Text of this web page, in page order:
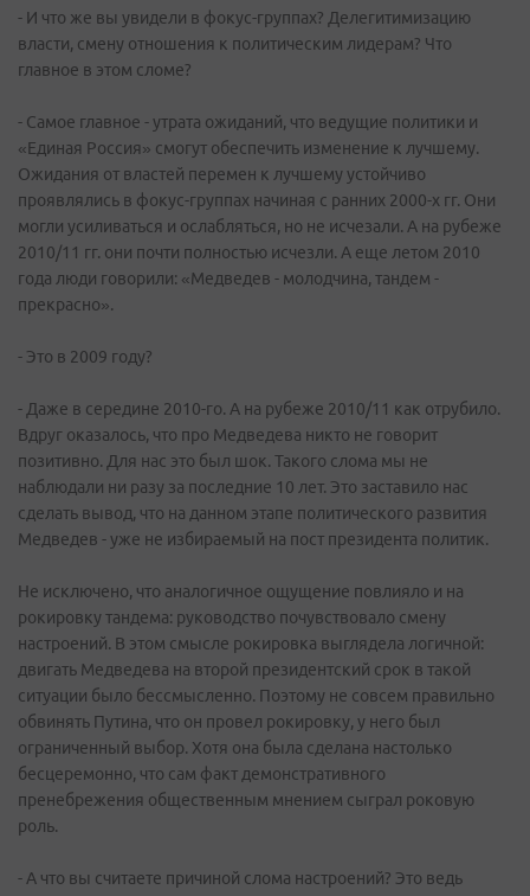
- И что же вы увидели в фокус-группах? Делегитимизацию
власти, смену отношения к политическим лидерам? Что
главное в этом сломе?
- Самое главное - утрата ожиданий, что ведущие политики и
«Единая Россия» смогут обеспечить изменение к лучшему.
Ожидания от властей перемен к лучшему устойчиво
проявлялись в фокус-группах начиная с ранних 2000-х гг. Они
могли усиливаться и ослабляться, но не исчезали. А на рубеже
2010/11 гг. они почти полностью исчезли. А еще летом 2010
года люди говорили: «Медведев - молодчина, тандем -
прекрасно».
- Это в 2009 году?
- Даже в середине 2010-го. А на рубеже 2010/11 как отрубило.
Вдруг оказалось, что про Медведева никто не говорит
позитивно. Для нас это был шок. Такого слома мы не
наблюдали ни разу за последние 10 лет. Это заставило нас
сделать вывод, что на данном этапе политического развития
Медведев - уже не избираемый на пост президента политик.
Не исключено, что аналогичное ощущение повлияло и на
рокировку тандема: руководство почувствовало смену
настроений. В этом смысле рокировка выглядела логичной:
двигать Медведева на второй президентский срок в такой
ситуации было бессмысленно. Поэтому не совсем правильно
обвинять Путина, что он провел рокировку, у него был
ограниченный выбор. Хотя она была сделана настолько
бесцеремонно, что сам факт демонстративного
пренебрежения общественным мнением сыграл роковую
роль.
- А что вы считаете причиной слома настроений? Это ведь